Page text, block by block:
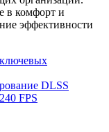
в комфорт и
эффективности
DLSS
FPS